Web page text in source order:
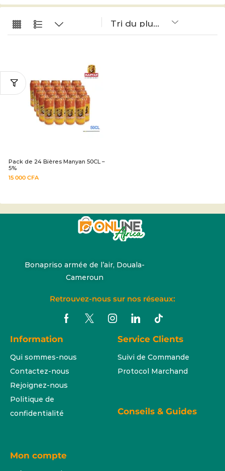
Pack de 24 Bières Manyan 50CL –
5%
15 000 CFA
Bonapriso armée de l’air, Douala-
Cameroun
Retrouvez-nous sur nos réseaux:
Information
Qui sommes-nous
Contactez-nous
Rejoignez-nous
Politique de
confidentialité
Service Clients
Suivi de Commande
Protocol Marchand
Conseils & Guides
Mon compte